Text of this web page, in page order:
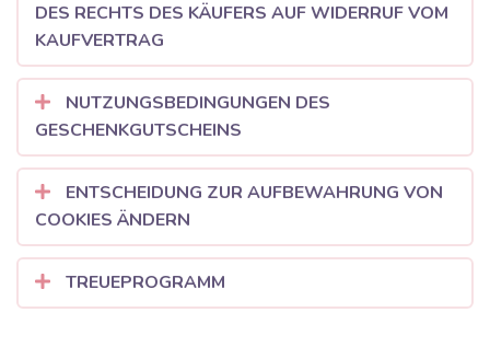
DES RECHTS DES KÄUFERS AUF WIDERRUF VOM
KAUFVERTRAG
NUTZUNGSBEDINGUNGEN DES
GESCHENKGUTSCHEINS
ENTSCHEIDUNG ZUR AUFBEWAHRUNG VON
COOKIES ÄNDERN
TREUEPROGRAMM